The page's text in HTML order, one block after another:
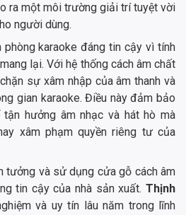
ra một môi trường giải trí tuyệt vời
người dùng.
phòng karaoke đáng tin cậy vì tính
lại. Với hệ thống cách âm chất
sự xâm nhập của âm thanh và
gian karaoke. Điều này đảm bảo
hưởng âm nhạc và hát hò mà
xâm phạm quyền riêng tư của
tưởng và sử dụng cửa gỗ cách âm
tin cậy của nhà sản xuất. Thịnh
và uy tín lâu năm trong lĩnh